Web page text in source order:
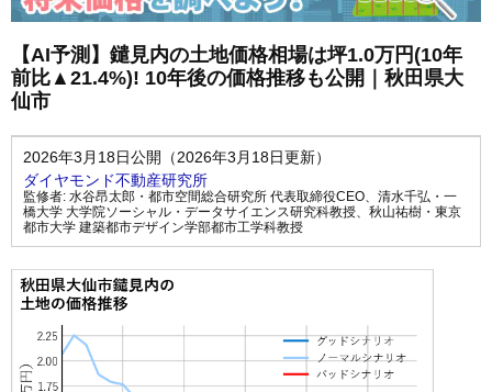
【AI予測】鑓見内の土地価格相場は坪1.0万円(10年
前比▲21.4%)! 10年後の価格推移も公開｜秋田県大
仙市
2026年3月18日公開（2026年3月18日更新）
ダイヤモンド不動産研究所
監修者: 水谷昂太郎・都市空間総合研究所 代表取締役CEO、 清水千弘・一
橋大学 大学院ソーシャル・データサイエンス研究科教授、 秋山祐樹・東京
都市大学 建築都市デザイン学部都市工学科教授